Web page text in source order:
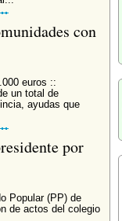
con
euros ::
un total de
ayudas que
por
Popular (PP) de
de actos del colegio